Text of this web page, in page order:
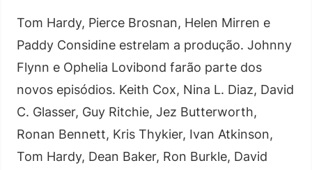
Tom Hardy, Pierce Brosnan, Helen Mirren e
Paddy Considine estrelam a produção. Johnny
Flynn e Ophelia Lovibond farão parte dos
novos episódios. Keith Cox, Nina L. Diaz, David
C. Glasser, Guy Ritchie, Jez Butterworth,
Ronan Bennett, Kris Thykier, Ivan Atkinson,
Tom Hardy, Dean Baker, Ron Burkle, David